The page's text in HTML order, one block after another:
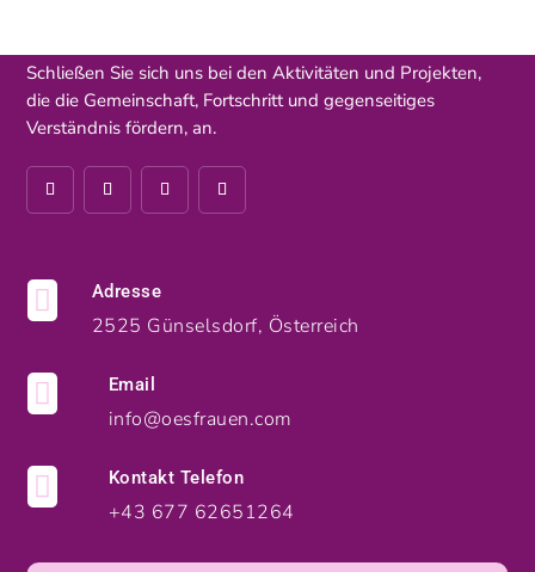
Schließen Sie sich uns bei den Aktivitäten und Projekten,
die die Gemeinschaft, Fortschritt und gegenseitiges
Verständnis fördern, an.
 Adresse
2525 Günselsdorf, Österreich
 Email
info@oesfrauen.com
 Kontakt Telefon
+43 677 62651264